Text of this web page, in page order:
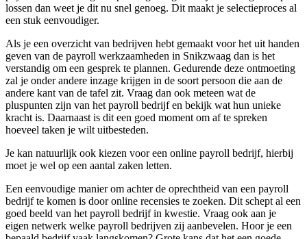
lossen dan weet je dit nu snel genoeg. Dit maakt je selectieproces al
een stuk eenvoudiger.
Als je een overzicht van bedrijven hebt gemaakt voor het uit handen
geven van de payroll werkzaamheden in Snikzwaag dan is het
verstandig om een gesprek te plannen. Gedurende deze ontmoeting
zal je onder andere inzage krijgen in de soort persoon die aan de
andere kant van de tafel zit. Vraag dan ook meteen wat de
pluspunten zijn van het payroll bedrijf en bekijk wat hun unieke
kracht is. Daarnaast is dit een goed moment om af te spreken
hoeveel taken je wilt uitbesteden.
Je kan natuurlijk ook kiezen voor een online payroll bedrijf, hierbij
moet je wel op een aantal zaken letten.
Een eenvoudige manier om achter de oprechtheid van een payroll
bedrijf te komen is door online recensies te zoeken. Dit schept al een
goed beeld van het payroll bedrijf in kwestie. Vraag ook aan je
eigen netwerk welke payroll bedrijven zij aanbevelen. Hoor je een